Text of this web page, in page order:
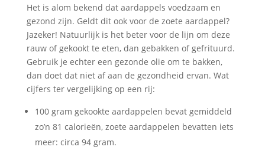
Het is alom bekend dat aardappels voedzaam en
gezond zijn. Geldt dit ook voor de zoete aardappel?
Jazeker! Natuurlijk is het beter voor de lijn om deze
rauw of gekookt te eten, dan gebakken of gefrituurd.
Gebruik je echter een gezonde olie om te bakken,
dan doet dat niet af aan de gezondheid ervan. Wat
cijfers ter vergelijking op een rij:
100 gram gekookte aardappelen bevat gemiddeld
zo’n 81 calorieën, zoete aardappelen bevatten iets
meer: circa 94 gram.